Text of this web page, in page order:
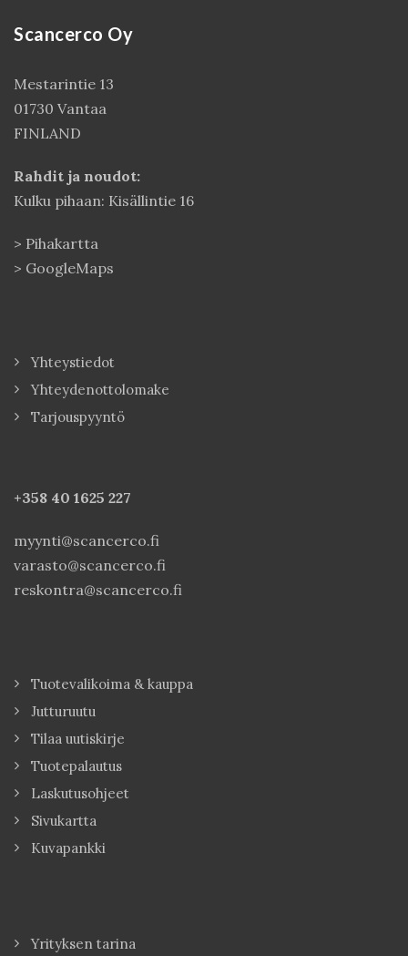
Scancerco Oy
Mestarintie 13
01730 Vantaa
FINLAND
Rahdit ja noudot:
Kulku pihaan: Kisällintie 16
> Pihakartta
> GoogleMaps
Yhteystiedot
Yhteydenottolomake
Tarjouspyyntö
+358 40 1625 227
myynti@scancerco.fi
varasto@scancerco.fi
reskontra@scancerco.fi
Tuotevalikoima & kauppa
Jutturuutu
Tilaa uutiskirje
Tuotepalautus
Laskutusohjeet
Sivukartta
Kuvapankki
Yrityksen tarina